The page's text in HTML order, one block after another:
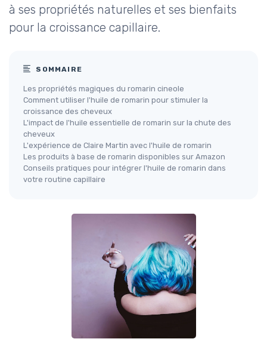
à ses propriétés naturelles et ses bienfaits
pour la croissance capillaire.
SOMMAIRE
Les propriétés magiques du romarin cineole
Comment utiliser l'huile de romarin pour stimuler la
croissance des cheveux
L'impact de l'huile essentielle de romarin sur la chute des
cheveux
L'expérience de Claire Martin avec l'huile de romarin
Les produits à base de romarin disponibles sur Amazon
Conseils pratiques pour intégrer l'huile de romarin dans
votre routine capillaire